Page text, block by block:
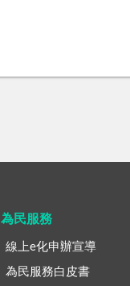
為民服務
線上e化申辦宣導
為民服務白皮書